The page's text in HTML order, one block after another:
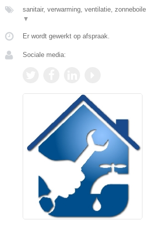
sanitair, verwarming, ventilatie,
▼
Er wordt gewerkt op afspraak.
Sociale media: